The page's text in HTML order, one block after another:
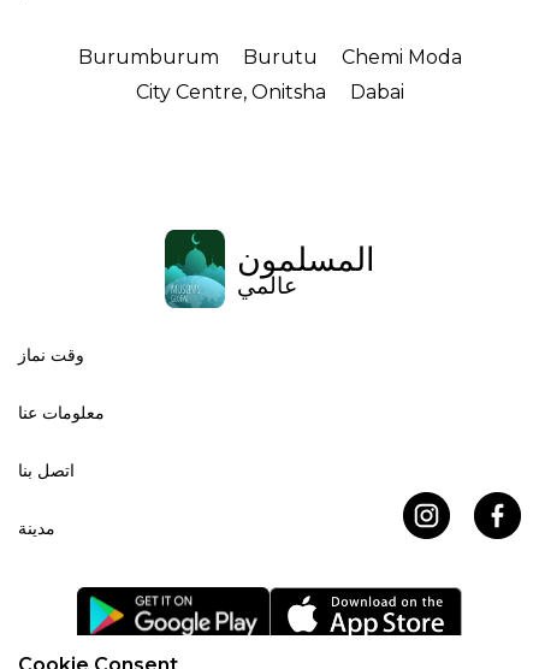
Burumburum Burutu
Chemi Moda
City Centre, Onitsha
Dabai
المسلمون
عالمي
وقت نماز
معلومات عنا
اتصل بنا
مدينة